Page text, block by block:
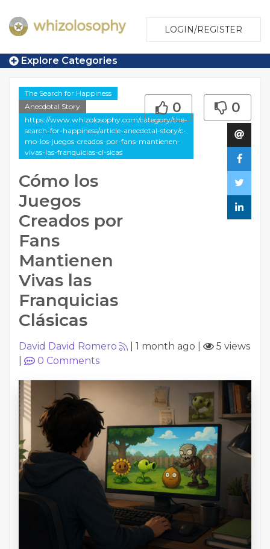
LOGIN/REGISTER
Explore Categories
The Search for Happiness
Anecdotal Story
https://www.whizolosophy.com/category/the-
search-for-happiness/article-anecdotal-story/c-
mo-los-juegos-creados-por-fans-mantienen-
vivas-las-franquicias-cl-sicas
Cómo los
Juegos
Creados por
Fans
Mantienen
Vivas las
Franquicias
Clásicas
0 0
David David Romero 1 month ago
5 views
0 Comments